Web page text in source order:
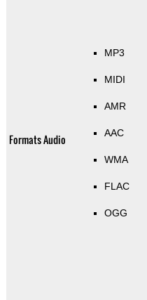
Formats Audio
MP3
MIDI
AMR
AAC
WMA
FLAC
OGG